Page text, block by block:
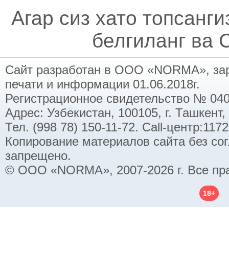
Агар сиз хато
белгиланг ва
Сайт разработан в ООО «NORMA»,
печати и информации 01.06.2018г.
Регистрационное свидетельство №
Адрес: Узбекистан, 100105, г.
Тел. (998 78) 150-11-72. Call-
Копирование материалов сайта без
запрещено.
© ООО «NORMA», 2007-2026 г. Все
18+